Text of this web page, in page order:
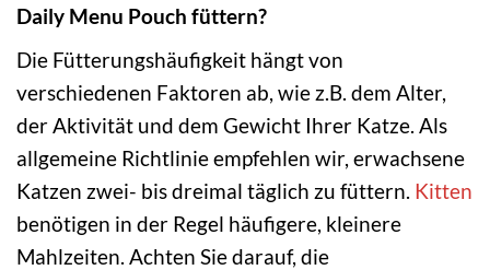
Daily Menu Pouch füttern?
Die Fütterungshäufigkeit hängt von
verschiedenen Faktoren ab, wie z.B. dem Alter,
der Aktivität und dem Gewicht Ihrer Katze. Als
allgemeine Richtlinie empfehlen wir, erwachsene
Katzen zwei- bis dreimal täglich zu füttern. Kitten
benötigen in der Regel häufigere, kleinere
Mahlzeiten. Achten Sie darauf, die